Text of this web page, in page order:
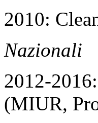
2010:
Nazionali
2012-
(MIUR,